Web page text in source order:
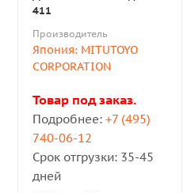
411
Производитель
Япония: MITUTOYO
CORPORATION
Товар под заказ.
Подробнее: +7 (495)
740-06-12
Срок отгрузки: 35-45
дней